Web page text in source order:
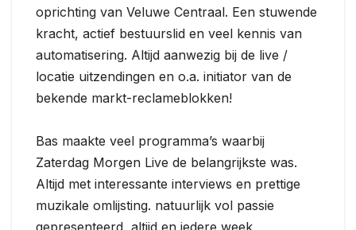
oprichting van Veluwe Centraal. Een stuwende
kracht, actief bestuurslid en veel kennis van
automatisering. Altijd aanwezig bij de live /
locatie uitzendingen en o.a. initiator van de
bekende markt-reclameblokken!
Bas maakte veel programma’s waarbij
Zaterdag Morgen Live de belangrijkste was.
Altijd met interessante interviews en prettige
muzikale omlijsting. natuurlijk vol passie